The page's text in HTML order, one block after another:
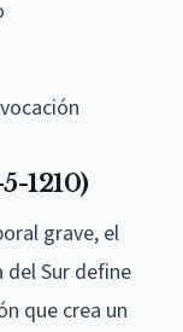
1210)
grave, el
del Sur define
que crea un